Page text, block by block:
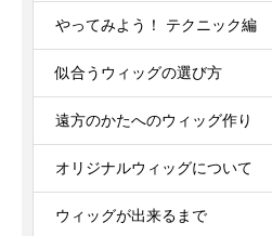
やってみよう！ テクニック編
似合うウィッグの選び方
遠方のかたへのウィッグ作り
オリジナルウィッグについて
ウィッグが出来るまで